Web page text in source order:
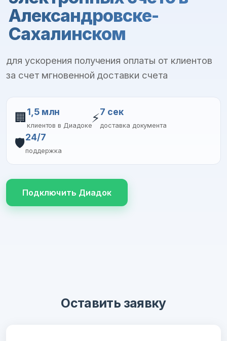
Александровске-
Сахалинском
для ускорения получения оплаты от клиентов
за счет мгновенной доставки счета
🏢 1,5 млн
клиентов в Диадоке
⚡7 сек
доставка документа
🛡️24/7
поддержка
Подключить Диадок
Оставить заявку